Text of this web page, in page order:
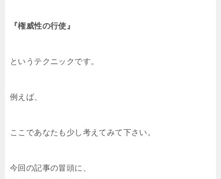
『権威性の行使』
というテクニックです。
例えば、
ここであなたも少し考えてみて下さい。
今回の記事の冒頭に、